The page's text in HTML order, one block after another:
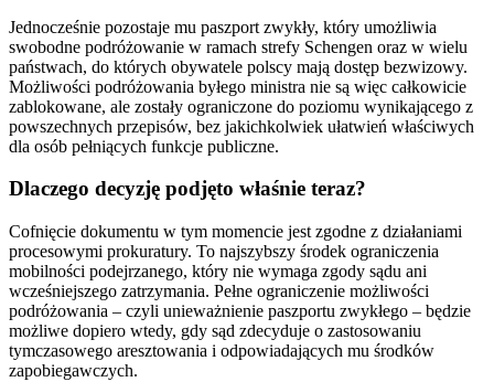
Jednocześnie pozostaje mu paszport zwykły, który umożliwia
swobodne podróżowanie w ramach strefy Schengen oraz w wielu
państwach, do których obywatele polscy mają dostęp bezwizowy.
Możliwości podróżowania byłego ministra nie są więc całkowicie
zablokowane, ale zostały ograniczone do poziomu wynikającego z
powszechnych przepisów, bez jakichkolwiek ułatwień właściwych
dla osób pełniących funkcje publiczne.
Dlaczego decyzję podjęto właśnie teraz?
Cofnięcie dokumentu w tym momencie jest zgodne z działaniami
procesowymi prokuratury. To najszybszy środek ograniczenia
mobilności podejrzanego, który nie wymaga zgody sądu ani
wcześniejszego zatrzymania. Pełne ograniczenie możliwości
podróżowania – czyli unieważnienie paszportu zwykłego – będzie
możliwe dopiero wtedy, gdy sąd zdecyduje o zastosowaniu
tymczasowego aresztowania i odpowiadających mu środków
zapobiegawczych.